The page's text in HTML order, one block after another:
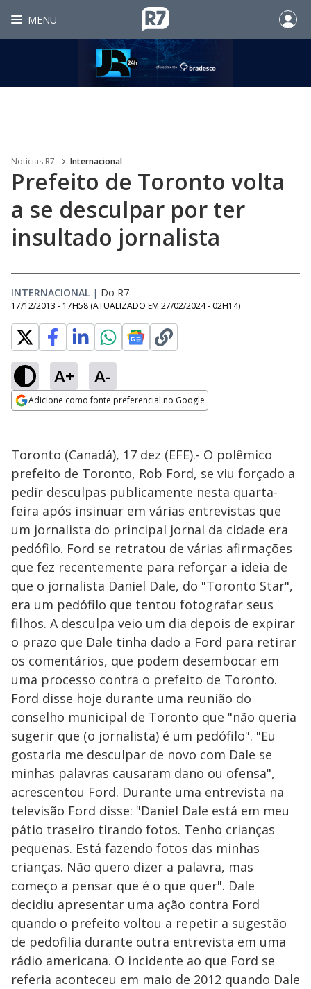
MENU
Noticias R7 Internacional
Prefeito de Toronto volta
a se desculpar por ter
insultado jornalista
INTERNACIONAL | Do R7
17/12/2013 - 17H58 (ATUALIZADO EM 27/02/2024 - 02H14)
A+ A-
Adicione como fonte preferencial no Google
Toronto (Canadá), 17 dez (EFE).- O polêmico
prefeito de Toronto, Rob Ford, se viu forçado a
pedir desculpas publicamente nesta quarta-
feira após insinuar em várias entrevistas que
um jornalista do principal jornal da cidade era
pedófilo. Ford se retratou de várias afirmações
que fez recentemente para reforçar a ideia de
que o jornalista Daniel Dale, do "Toronto Star",
era um pedófilo que tentou fotografar seus
filhos. A desculpa veio um dia depois de expirar
o prazo que Dale tinha dado a Ford para retirar
os comentários, que podem desembocar em
uma processo contra o prefeito de Toronto.
Ford disse hoje durante uma reunião do
conselho municipal de Toronto que "não queria
sugerir que (o jornalista) é um pedófilo". "Eu
gostaria me desculpar de novo com Dale se
minhas palavras causaram dano ou ofensa",
acrescentou Ford. Durante uma entrevista na
televisão Ford disse: "Daniel Dale está em meu
pátio traseiro tirando fotos. Tenho crianças
pequenas. Está fazendo fotos das minhas
crianças. Não quero dizer a palavra, mas
começo a pensar que é o que quer". Dale
decidiu apresentar uma ação contra Ford
quando o prefeito voltou a repetir a sugestão
de pedofilia durante outra entrevista em uma
rádio americana. O incidente ao que Ford se
referia aconteceu em maio de 2012 quando Dale